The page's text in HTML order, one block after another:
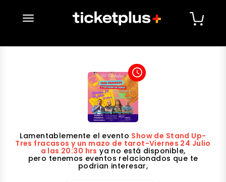
desplegar navegación
access_time
Lamentablemente el evento Show de Stand Up-
Tres fracasos y un mazo de tarot-Viernes 24 Julio
a las 20:30 hrs ya no está disponible,
pero tenemos eventos relacionados que te
podrian interesar,